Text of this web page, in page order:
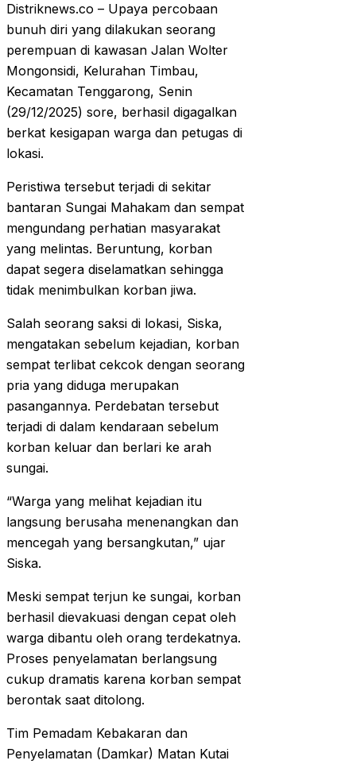
Distriknews.co – Upaya percobaan
bunuh diri yang dilakukan seorang
perempuan di kawasan Jalan Wolter
Mongonsidi, Kelurahan Timbau,
Kecamatan Tenggarong, Senin
(29/12/2025) sore, berhasil digagalkan
berkat kesigapan warga dan petugas di
lokasi.
Peristiwa tersebut terjadi di sekitar
bantaran Sungai Mahakam dan sempat
mengundang perhatian masyarakat
yang melintas. Beruntung, korban
dapat segera diselamatkan sehingga
tidak menimbulkan korban jiwa.
Salah seorang saksi di lokasi, Siska,
mengatakan sebelum kejadian, korban
sempat terlibat cekcok dengan seorang
pria yang diduga merupakan
pasangannya. Perdebatan tersebut
terjadi di dalam kendaraan sebelum
korban keluar dan berlari ke arah
sungai.
“Warga yang melihat kejadian itu
langsung berusaha menenangkan dan
mencegah yang bersangkutan,” ujar
Siska.
Meski sempat terjun ke sungai, korban
berhasil dievakuasi dengan cepat oleh
warga dibantu oleh orang terdekatnya.
Proses penyelamatan berlangsung
cukup dramatis karena korban sempat
berontak saat ditolong.
Tim Pemadam Kebakaran dan
Penyelamatan (Damkar) Matan Kutai